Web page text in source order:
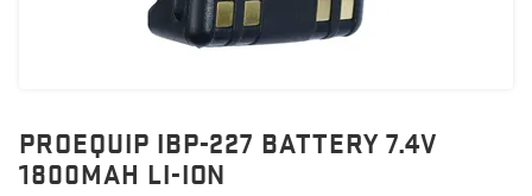
PROEQUIP IBP-227 BATTERY 7.4V
1800MAH LI-ION